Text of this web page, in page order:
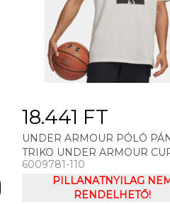
18.441 FT
UNDER ARMOUR PÓLÓ
TRIKO UNDER ARMOUR
GREATEST SHOOTER TEE
6009781-110
PILLANATNYILAG
RENDELHETŐ!